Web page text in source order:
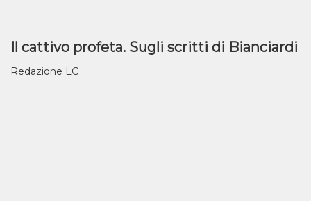
Il cattivo profeta. Sugli scritti di Bianciardi
Redazione LC